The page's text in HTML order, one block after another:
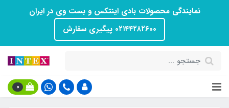
نمایندگی محصولات بادی اینتکس و بست وی در ایران
۰۲۱۴۴۲۸۲۶۰۰ پیگیری سفارش
0